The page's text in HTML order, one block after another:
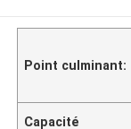
Point culminant:
Capacité